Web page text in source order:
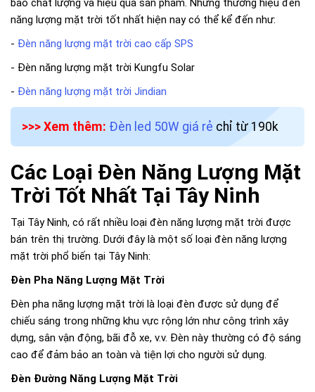
bảo chất lượng và hiệu quả sản phẩm. Những thương hiệu đèn
năng lượng mặt trời tốt nhất hiện nay có thể kể đến như:
- Đèn năng lượng mặt trời cao cấp SPS
- Đèn năng lượng mặt trời Kungfu Solar
- Đèn năng lượng mặt trời Jindian
>>> Xem thêm: Đèn led 50W giá rẻ chỉ từ 190k
Các Loại Đèn Năng Lượng Mặt
Trời Tốt Nhất Tại Tây Ninh
Tại Tây Ninh, có rất nhiều loại đèn năng lượng mặt trời được
bán trên thị trường. Dưới đây là một số loại đèn năng lượng
mặt trời phổ biến tại Tây Ninh:
Đèn Pha Năng Lượng Mặt Trời
Đèn pha năng lượng mặt trời là loại đèn được sử dụng để
chiếu sáng trong những khu vực rộng lớn như công trình xây
dựng, sân vận động, bãi đỗ xe, v.v. Đèn này thường có độ sáng
cao để đảm bảo an toàn và tiện lợi cho người sử dụng.
Đèn Đường Năng Lượng Mặt Trời